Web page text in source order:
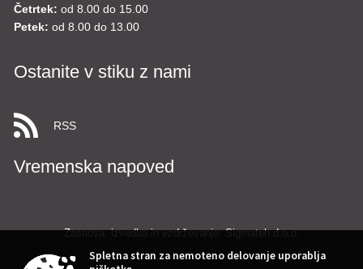
Četrtek: od 8.00 do 15.00
Petek: od 8.00 do 13.00
Ostanite v stiku z nami
RSS
Vremenska napoved
Spletna stran za nemoteno delovanje uporablja